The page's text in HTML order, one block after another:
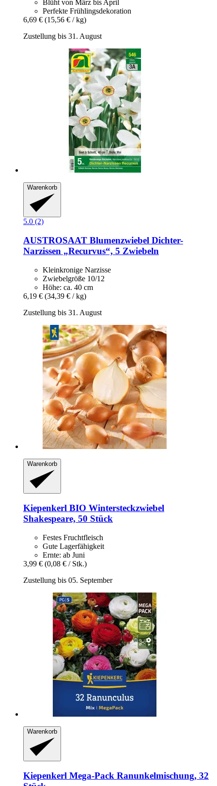
Blüht von März bis April
Perfekte Frühlingsdekoration
6,69 € (15,56 € / kg)
Zustellung bis 31. August
Warenkorb
5.0 (2)
AUSTROSAAT Blumenzwiebel Dichter-​
Narzissen „Recurvus“, 5 Zwiebeln
Kleinkronige Narzisse
Zwiebelgröße 10/12
Höhe: ca. 40 cm
6,19 € (34,39 € / kg)
Zustellung bis 31. August
Warenkorb
Kiepenkerl BIO Wintersteckzwiebel
Shakespeare, 50 Stück
Festes Fruchtfleisch
Gute Lagerfähigkeit
Ernte: ab Juni
3,99 € (0,08 € / Stk.)
Zustellung bis 05. September
Warenkorb
Kiepenkerl Mega-​Pack Ranunkelmischung, 32